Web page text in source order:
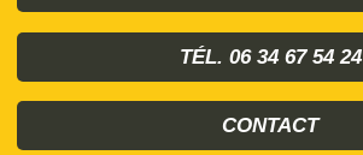
TÉL. 06 34 67 54 24
CONTACT